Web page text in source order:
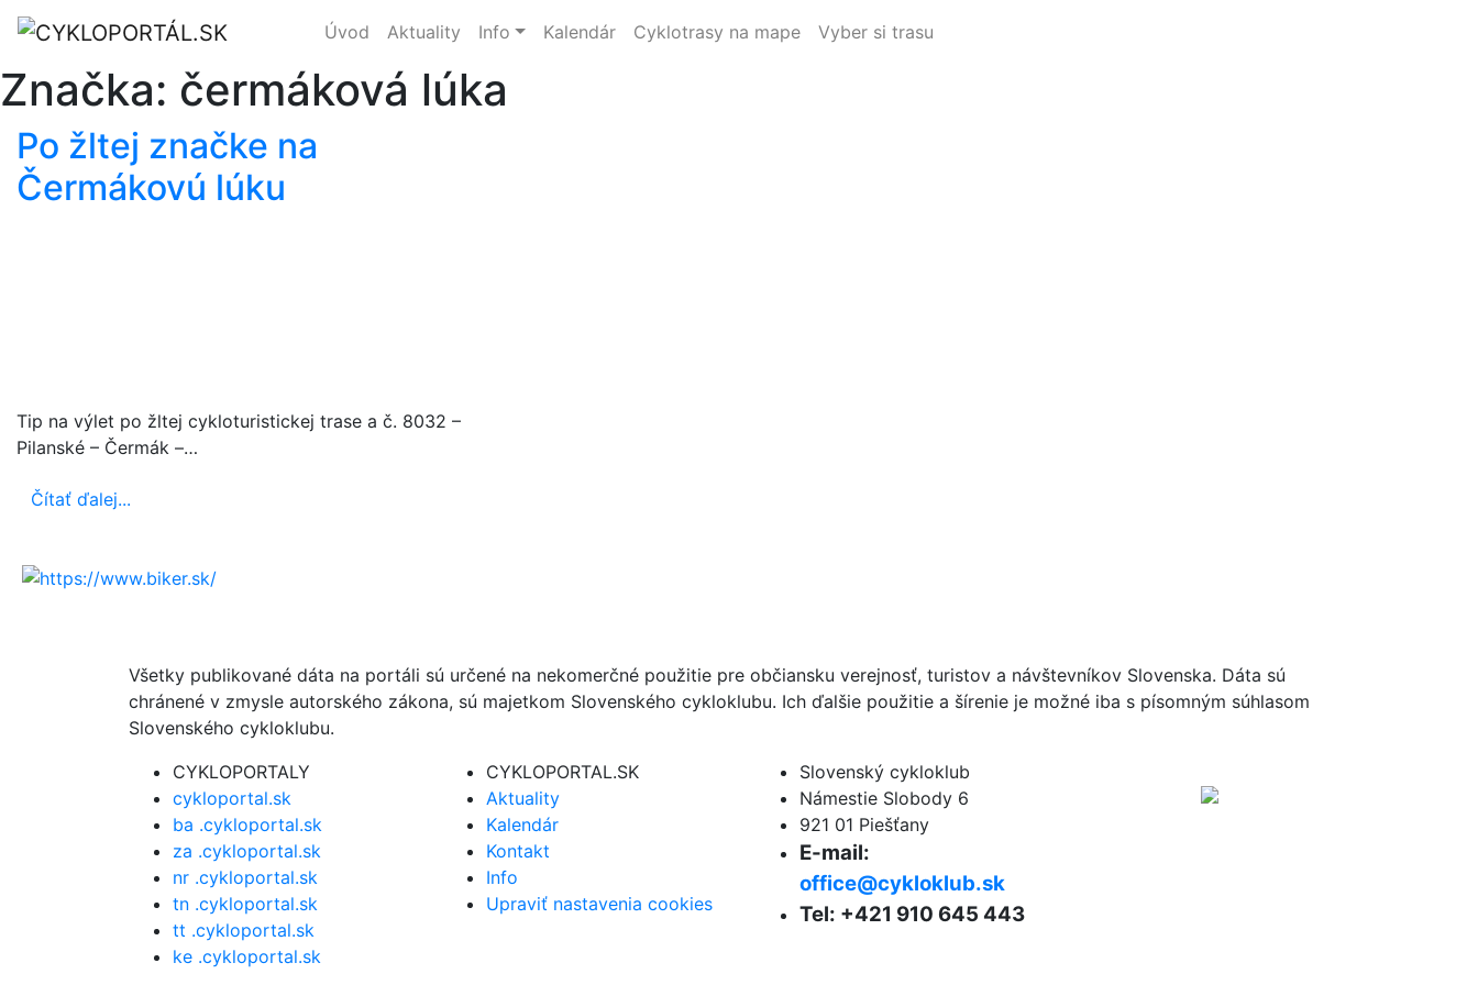
Úvod Aktuality Info Kalendár Cyklotrasy na mape Vyber si trasu
Značka: čermáková lúka
Po žltej značke na
Čermákovú lúku
Tip na výlet po žltej cykloturistickej trase a č. 8032 –
Pilanské – Čermák –…
Čítať ďalej...
Všetky publikované dáta na portáli sú určené na nekomerčné použitie pre občiansku verejnosť, turistov a návštevníkov Slovenska. Dáta sú
chránené v zmysle autorského zákona, sú majetkom Slovenského cykloklubu. Ich ďalšie použitie a šírenie je možné iba s písomným súhlasom
Slovenského cykloklubu.
CYKLOPORTALY
cykloportal.sk
ba .cykloportal.sk
za .cykloportal.sk
nr .cykloportal.sk
tn .cykloportal.sk
tt .cykloportal.sk
ke .cykloportal.sk
CYKLOPORTAL.SK
Aktuality
Kalendár
Kontakt
Info
Upraviť nastavenia cookies
Slovenský cykloklub
Námestie Slobody 6
921 01 Piešťany
E-mail:
office@cykloklub.sk
Tel: +421 910 645 443